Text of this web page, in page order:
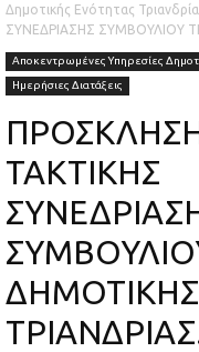
Δημοτικής Ενότητας
ΣΥΝΕΔΡΙΑΣΗΣ ΣΥΜΒΟΥΛΙΟΥ
Αποκεντρωμένες Υπηρεσίες
Ημερήσιες Διατάξεις
ΤΑΚΤΙΚΗΣ